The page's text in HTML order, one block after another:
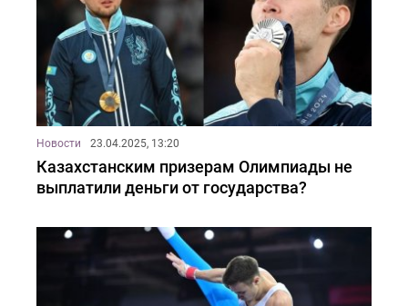
Новости 23.04.2025, 13:20
Казахстанским призерам Олимпиады не
выплатили деньги от государства?